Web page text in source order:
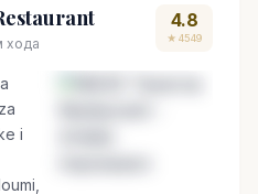
хода
4.8
★ 4549
i